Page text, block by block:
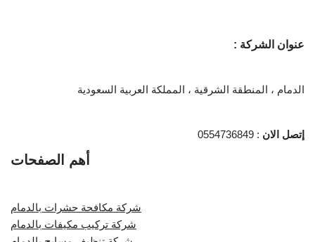
عنوان الشركة :
الدمام ، المنطقة الشرقية ، المملكة العربية السعودية
إتصل الان : 0554736849
أهم الصفحات
شركة مكافحة حشرات بالدمام
شركة تركيب مكيفات بالدمام